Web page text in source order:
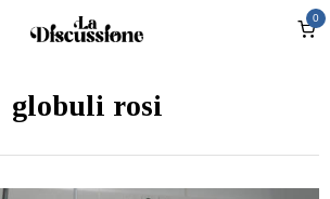
0
globuli rosi